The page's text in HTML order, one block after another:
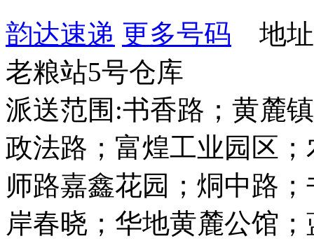
韵达速递 更多号码 地址
老粮站5号仓库
派送范围:书香路；黄麓
政法路；富煌工业园区
师路嘉鑫花园；烔中路
岸春晓；华地黄麓公馆